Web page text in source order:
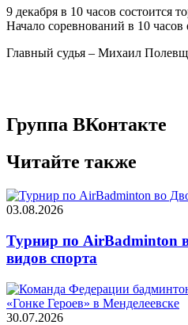
9 декабря в 10 часов состоится
Начало соревнований в 10 часов
Главный судья – Михаил
Группа ВКонтакте
Читайте также
03.08.2026
Турнир по AirBadminton
видов спорта
30.07.2026